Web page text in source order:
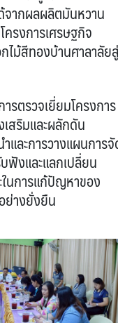
ากผลผลิตมันหวาน
รงการเศรษฐกิจ
ม้สีทองบ้านศาลาลัย
รตรวจเยี่ยมโครงการ
สริมและผลักดัน
ละการวางแผนการ
ฟังและแลกเปลี่ยน
นการแก้ปัญหาของ
ย่างยั่งยืน